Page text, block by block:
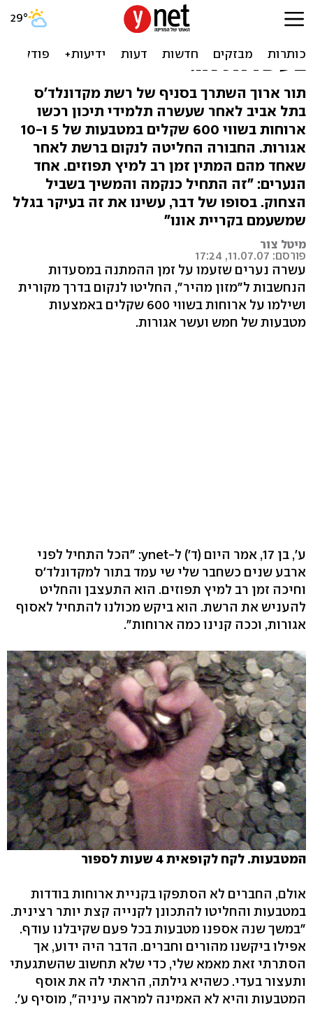
לא חיכו לעודף: שילמו
למקדונלד'ס 600 שקל
בעשרות אג'
תור ארוך השתרך בסניף של רשת מקדונלד'ס
בתל אביב לאחר שעשרה תלמידי תיכון רכשו
ארוחות בשווי 600 שקלים במטבעות של 5 ו-10
אגורות. החבורה החליטה לנקום ברשת לאחר
שאחד מהם המתין זמן רב למיץ תפוזים. אחד
הנערים: "זה התחיל כנקמה והמשיך בשביל
הצחוק. בסופו של דבר, עשינו את זה בעיקר בגלל
שמשעמם בקריית אונו"
מיטל צור
פורסם: 11.07.07, 17:24
עשרה נערים שזעמו על זמן ההמתנה במסעדות
הנחשבות ל"מזון מהיר", החליטו לנקום בדרך מקורית
ושילמו על ארוחות בשווי 600 שקלים באמצעות
מטבעות של חמש ועשר אגורות.
ע', בן 17, אמר היום (ד') ל-ynet: "הכל התחיל לפני
ארבע שנים כשחבר שלי שי עמד בתור למקדונלד'ס
וחיכה זמן רב למיץ תפוזים. הוא התעצבן והחליט
להעניש את הרשת. הוא ביקש מכולנו להתחיל לאסוף
אגורות, וככה קנינו כמה ארוחות".
המטבעות. לקח לקופאית 4 שעות לספור
אולם, החברים לא הסתפקו בקניית ארוחות בודדות
במטבעות והחליטו להתכונן לקנייה קצת יותר רצינית.
"במשך שנה אספנו מטבעות בכל פעם שקיבלנו עודף.
אפילו ביקשנו מהורים וחברים. הדבר היה ידוע, אך
הסתרתי זאת מאמא שלי, כדי שלא תחשוב שהשתגעתי
ותעצור בעדי. כשהיא גילתה, הראתי לה את אוסף
המטבעות והיא לא האמינה למראה עיניה", מוסיף ע'.